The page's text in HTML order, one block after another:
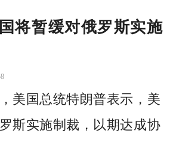
将暂缓对俄罗斯实施
美国总统特朗普表示，美
斯实施制裁，以期达成协